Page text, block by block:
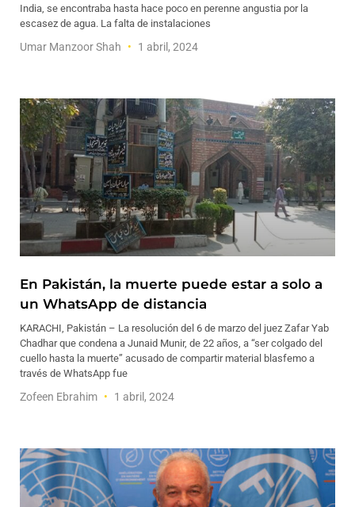
India, se encontraba hasta hace poco en perenne angustia por la
escasez de agua. La falta de instalaciones
Umar Manzoor Shah 1 abril, 2024
En Pakistán, la muerte puede estar a solo a
un WhatsApp de distancia
KARACHI, Pakistán – La resolución del 6 de marzo del juez Zafar Yab
Chadhar que condena a Junaid Munir, de 22 años, a “ser colgado del
cuello hasta la muerte” acusado de compartir material blasfemo a
través de WhatsApp fue
Zofeen Ebrahim 1 abril, 2024